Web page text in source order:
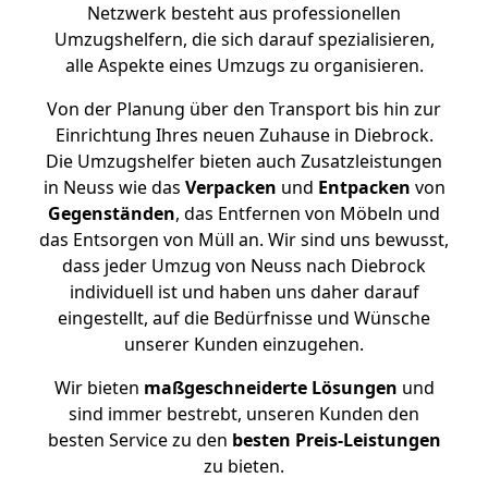
Netzwerk besteht aus professionellen
Umzugshelfern, die sich darauf spezialisieren,
alle Aspekte eines Umzugs zu organisieren.
Von der Planung über den Transport bis hin zur
Einrichtung Ihres neuen Zuhause in Diebrock.
Die Umzugshelfer bieten auch Zusatzleistungen
in Neuss wie das Verpacken und Entpacken von
Gegenständen, das Entfernen von Möbeln und
das Entsorgen von Müll an. Wir sind uns bewusst,
dass jeder Umzug von Neuss nach Diebrock
individuell ist und haben uns daher darauf
eingestellt, auf die Bedürfnisse und Wünsche
unserer Kunden einzugehen.
Wir bieten maßgeschneiderte Lösungen und
sind immer bestrebt, unseren Kunden den
besten Service zu den besten Preis-Leistungen
zu bieten.